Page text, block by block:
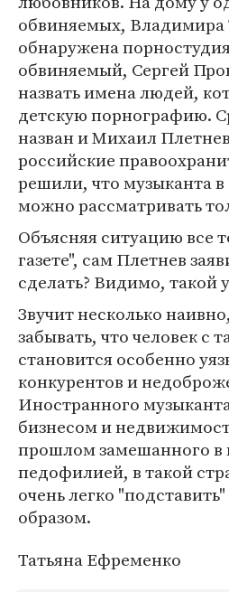
обвиняемых,
обнаружена
обвиняемый, Сергей
назвать имена людей,
детскую порнографию.
назван и Михаил
российские
решили, что музыканта
можно рассматривать
Объясняя ситуацию все
газете", сам Плетнев
сделать? Видимо, такой
Звучит несколько
забывать, что человек с
становится особенно
конкурентов и
Иностранного
бизнесом и
прошлом замешанного в
педофилией, в такой
очень легко
образом.
Татьяна Ефременко